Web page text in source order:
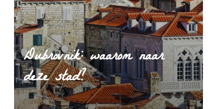
Dubrovnik: waarom naar
deze stad?